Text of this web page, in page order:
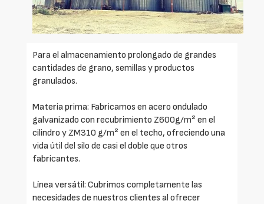
Para el almacenamiento prolongado de grandes
cantidades de grano, semillas y productos
granulados.
Materia prima: Fabricamos en acero ondulado
galvanizado con recubrimiento Z600g/m² en el
cilindro y ZM310 g/m² en el techo, ofreciendo una
vida útil del silo de casi el doble que otros
fabricantes.
Línea versátil: Cubrimos completamente las
necesidades de nuestros clientes al ofrecer